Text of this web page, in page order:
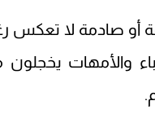
أو صادمة لا تعكس
والأمهات